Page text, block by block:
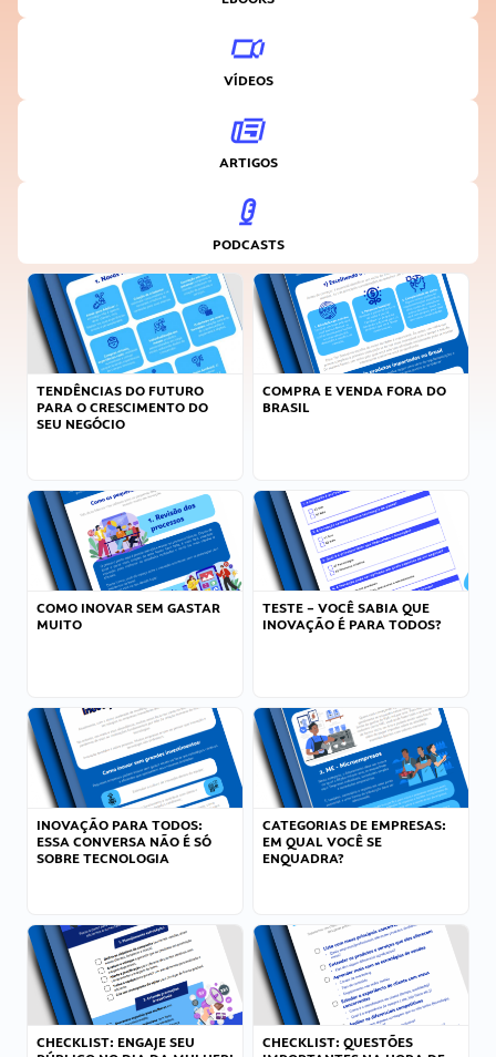
VÍDEOS
ARTIGOS
PODCASTS
TENDÊNCIAS DO FUTURO
PARA O CRESCIMENTO DO
SEU NEGÓCIO
COMPRA E VENDA FORA DO
BRASIL
COMO INOVAR SEM GASTAR
MUITO
TESTE – VOCÊ SABIA QUE
INOVAÇÃO É PARA TODOS?
INOVAÇÃO PARA TODOS:
ESSA CONVERSA NÃO É SÓ
SOBRE TECNOLOGIA
CATEGORIAS DE EMPRESAS:
EM QUAL VOCÊ SE
ENQUADRA?
CHECKLIST: ENGAJE SEU
CHECKLIST: QUESTÕES